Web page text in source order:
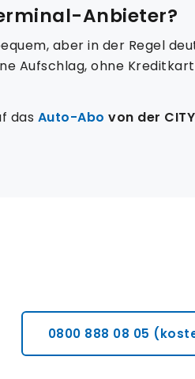
Anbieter?
aber in der Regel
Aufschlag, ohne
das Auto-Abo von der
0800 888 08 05